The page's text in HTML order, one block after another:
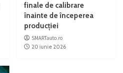
finale de calibrare
înainte de începerea
producției
SMARTauto.ro
20 iunie 2026